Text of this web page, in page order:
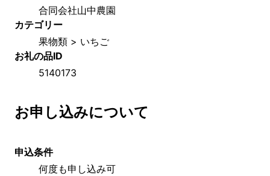
合同会社山中農園
カテゴリー
果物類 > いちご
お礼の品ID
5140173
お申し込みについて
申込条件
何度も申し込み可